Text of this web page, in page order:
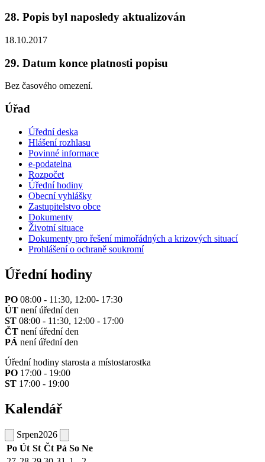
28. Popis byl naposledy aktualizován
18.10.2017
29. Datum konce platnosti popisu
Bez časového omezení.
Úřad
Úřední deska
Hlášení rozhlasu
Povinné informace
e-podatelna
Rozpočet
Úřední hodiny
Obecní vyhlášky
Zastupitelstvo obce
Dokumenty
Životní situace
Dokumenty pro řešení mimořádných a krizových situací
Prohlášení o ochraně soukromí
Úřední hodiny
PO 08:00 - 11:30, 12:00- 17:30
ÚT není úřední den
ST 08:00 - 11:30, 12:00 - 17:00
ČT není úřední den
PÁ není úřední den
Úřední hodiny starosta a místostarostka
PO 17:00 - 19:00
ST 17:00 - 19:00
Kalendář
Srpen2026
Po Út St Čt Pá So Ne